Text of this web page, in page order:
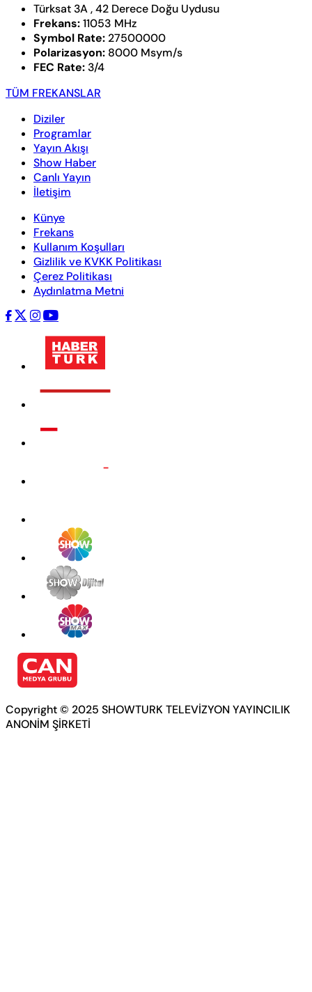
Türksat 3A , 42 Derece Doğu Uydusu
Frekans:11053 MHz
Symbol Rate: 27500000
Polarizasyon: 8000 Msym/s
FEC Rate: 3/4
TÜM FREKANSLAR
Diziler
Programlar
Yayın Akışı
Show Haber
Canlı Yayın
İletişim
Künye
Frekans
Kullanım Koşulları
Gizlilik ve KVKK Politikası
Çerez Politikası
Aydınlatma Metni
Copyright © 2025 SHOWTURK TELEVİZYON YAYINCILIK
ANONİM ŞİRKETİ